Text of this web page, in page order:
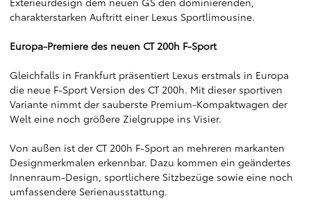
charakterstarken Auftritt einer Lexus Sportlimousine.
Europa-Premiere des neuen CT 200h F-Sport
Gleichfalls in Frankfurt präsentiert Lexus erstmals in Europa
die neue F-Sport Version des CT 200h. Mit dieser sportiven
Variante nimmt der sauberste Premium-Kompaktwagen der
Welt eine noch größere Zielgruppe ins Visier.
Von außen ist der CT 200h F-Sport an mehreren markanten
Designmerkmalen erkennbar. Dazu kommen ein geändertes
Innenraum-Design, sportlichere Sitzbezüge sowie eine noch
umfassendere Serienausstattung.